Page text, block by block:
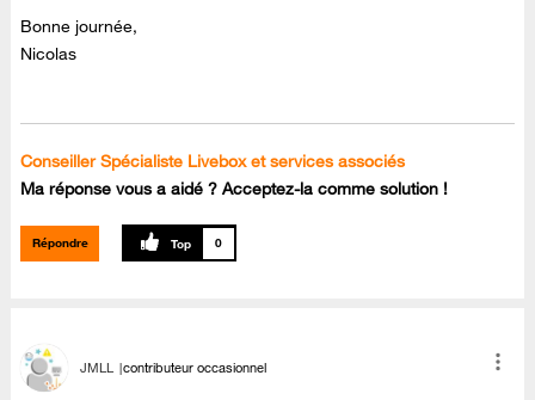
Bonne journée,
Nicolas
Conseiller Spécialiste Livebox et services associés
Ma réponse vous a aidé ? Acceptez-la comme solution !
Répondre 0
JMLL contributeur occasionnel